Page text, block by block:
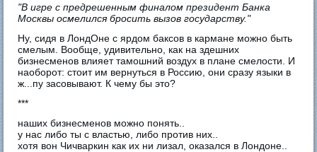
"В игре с предрешенным финалом президент Банка
Москвы осмелился бросить вызов государству."
Ну, сидя в ЛондОне с ярдом баксов в кармане можно быть
смелым. Вообще, удивительно, как на здешних
бизнесменов влияет тамошний воздух в плане смелости. И
наоборот: стоит им вернуться в Россию, они сразу языки в
ж...пу засовывают. К чему бы это?
***
наших бизнесменов можно понять..
у нас либо ты с властью, либо против них..
хотя вон Чичваркин как их ни лизал, оказался в Лондоне..